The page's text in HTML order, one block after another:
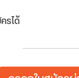
รได้